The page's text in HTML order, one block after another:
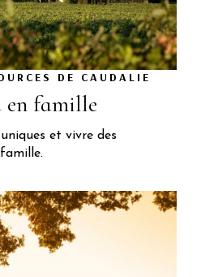
DE CAUDALIE
en famille
et vivre des